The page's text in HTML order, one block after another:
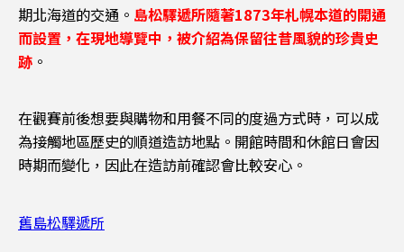
期北海道的交通。 島松驛遞所隨著1873年札幌本道的開通
而設置，在現地導覽中，被介紹為保留往昔風貌的珍貴史
跡 。
在觀賽前後想要與購物和用餐不同的度過方式時，可以成
為接觸地區歷史的順道造訪地點。開館時間和休館日會因
時期而變化，因此在造訪前確認會比較安心。
舊島松驛遞所